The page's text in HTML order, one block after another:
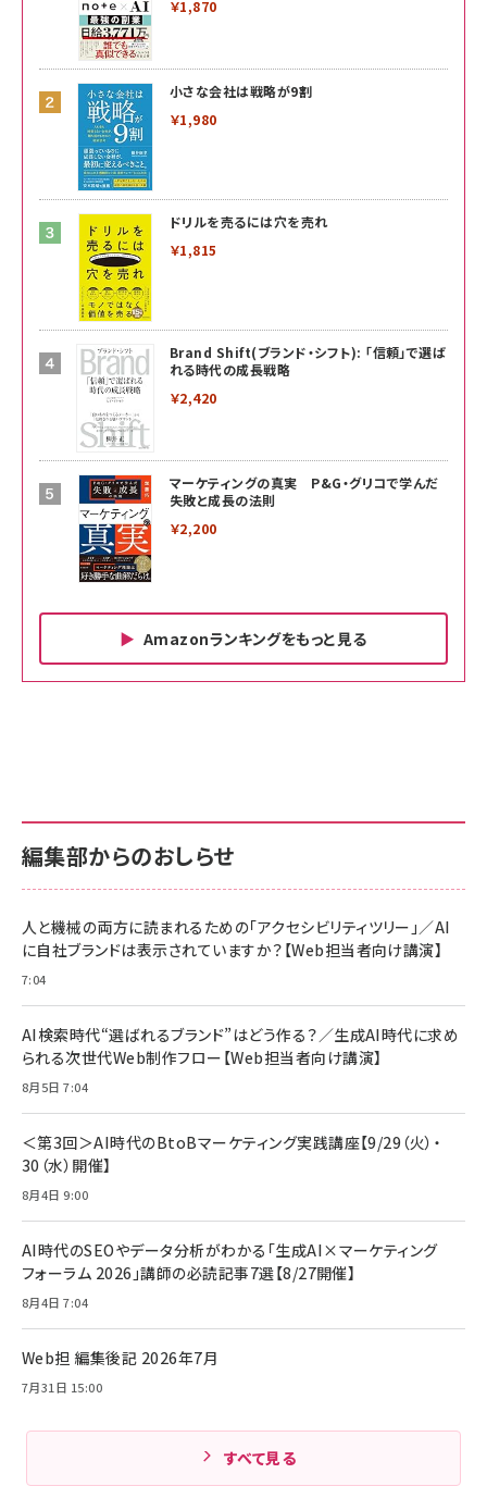
￥1,870
小さな会社は戦略が9割
￥1,980
ドリルを売るには穴を売れ
￥1,815
Brand Shift(ブランド・シフト): 「信頼」で選ば
れる時代の成長戦略
￥2,420
マーケティングの真実 P&G・グリコで学んだ
失敗と成長の法則
￥2,200
Amazonランキングをもっと見る
￥880
anan(アンアン)2026/06/24号 No.2500増刊
スペシャルエディション[王道エンタメの矜持／
￥1,100
年後半、あなたの恋と運命／山田涼介]
￥880
Amazonランキングをもっと見る
サポート正規品 メーカー保証5年 KLMEA128G
NIMASO ガラスフィルム iPhone 17 用 保護フィ
すい ガイド枠付き いPhone17 (6.3インチ) 対応
2枚セット DSP25F1698
￥1,599
【New】Amazon Fire TV Stick HD | 手軽にスト
レイヤー
￥6,980
Anker Soundcore P31i (Bluetooth 6.1) 【完
全ワイヤレスイヤホン/アクティブノイズキャンセリ
ング/マルチポイント接続 / 最大50時間再生 / PSE
Anker PowerLine III Flow USB-C & USB-C
ケーブル Anker絡まないケーブル 240W 結束バン
ド付き USB PD対応 シリコン素材採用 iPhone
17 / 16 / 15 / Galaxy iPad Pro MacBook
Amazonランキングをもっと見る
サポート正規品 メーカー保証5年 KLMEA128G
Amazon eギフトカード - Amazonロゴ - クラ
￥5,000
ケーブル Anker絡まないケーブル 240W 結束バン
17 / 16 / 15 / Galaxy iPad Pro MacBook
Pro/Air 各種対応 (1.8m ミッドナイトブラック)
￥1,890
キャンペーン】
￥4,857
Amazonランキングをもっと見る
編集部からのおしらせ
人と機械の両方に読まれるための「アクセシビリティツリー」／AI
に自社ブランドは表示されていますか？【Web担当者向け講演】
7:04
AI検索時代“選ばれるブランド”はどう作る？／生成AI時代に求め
られる次世代Web制作フロー【Web担当者向け講演】
8月5日 7:04
＜第3回＞AI時代のBtoBマーケティング実践講座【9/29（火）・
30（水）開催】
8月4日 9:00
AI時代のSEOやデータ分析がわかる「生成AI×マーケティング
フォーラム 2026」講師の必読記事7選【8/27開催】
8月4日 7:04
Web担 編集後記 2026年7月
7月31日 15:00
すべて見る